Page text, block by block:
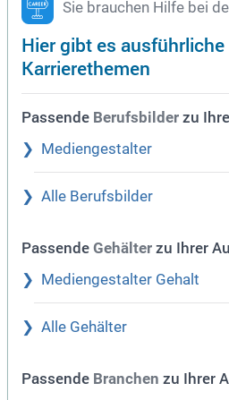
Sie brauchen Hilfe bei
Hier gibt es
Karrierethemen
Passende Berufsbilder zu
Mediengestalter
Alle Berufsbilder
Passende Gehälter zu Ihrer
Mediengestalter Gehalt
Alle Gehälter
Passende Branchen zu Ihrer